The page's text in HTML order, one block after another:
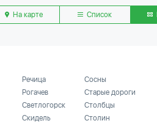
На карте Список
Речица
Рогачев
Светлогорск
Скидель
Сосны
Старые дороги
Столбцы
Столин